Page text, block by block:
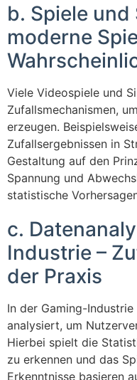
b. Spiele
moderne
Viele Videospiele und
Zufallsmechanismen,
erzeugen.
Zufallsergebnissen in
Gestaltung auf den
Spannung und
statistische
c.
Industrie –
der Praxis
In der Gaming-
analysiert, um
Hierbei spielt die
zu erkennen und das
Erkenntnisse basieren